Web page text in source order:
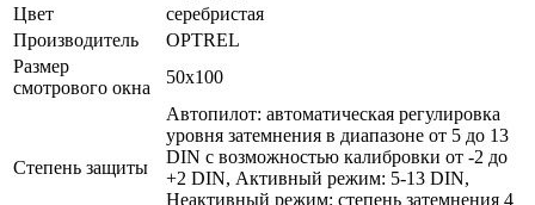
Цвет
серебристая
Производитель
OPTREL
Размер
смотрового окна
50x100
Степень защиты
Автопилот: автоматическая регулировка
уровня затемнения в диапазоне от 5 до 13
DIN с возможностью калибровки от -2 до
+2 DIN, Активный режим: 5-13 DIN,
Неактивный режим: степень затемнения 4